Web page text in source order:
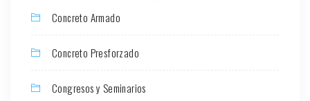
Concreto Armado
Concreto Presforzado
Congresos y Seminarios